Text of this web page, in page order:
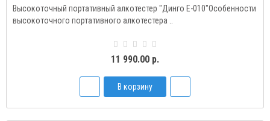
Высокоточный портативный алкотестер "Динго Е-010"Особенности
высокоточного портативного алкотестера ..
11 990.00 р.
В корзину